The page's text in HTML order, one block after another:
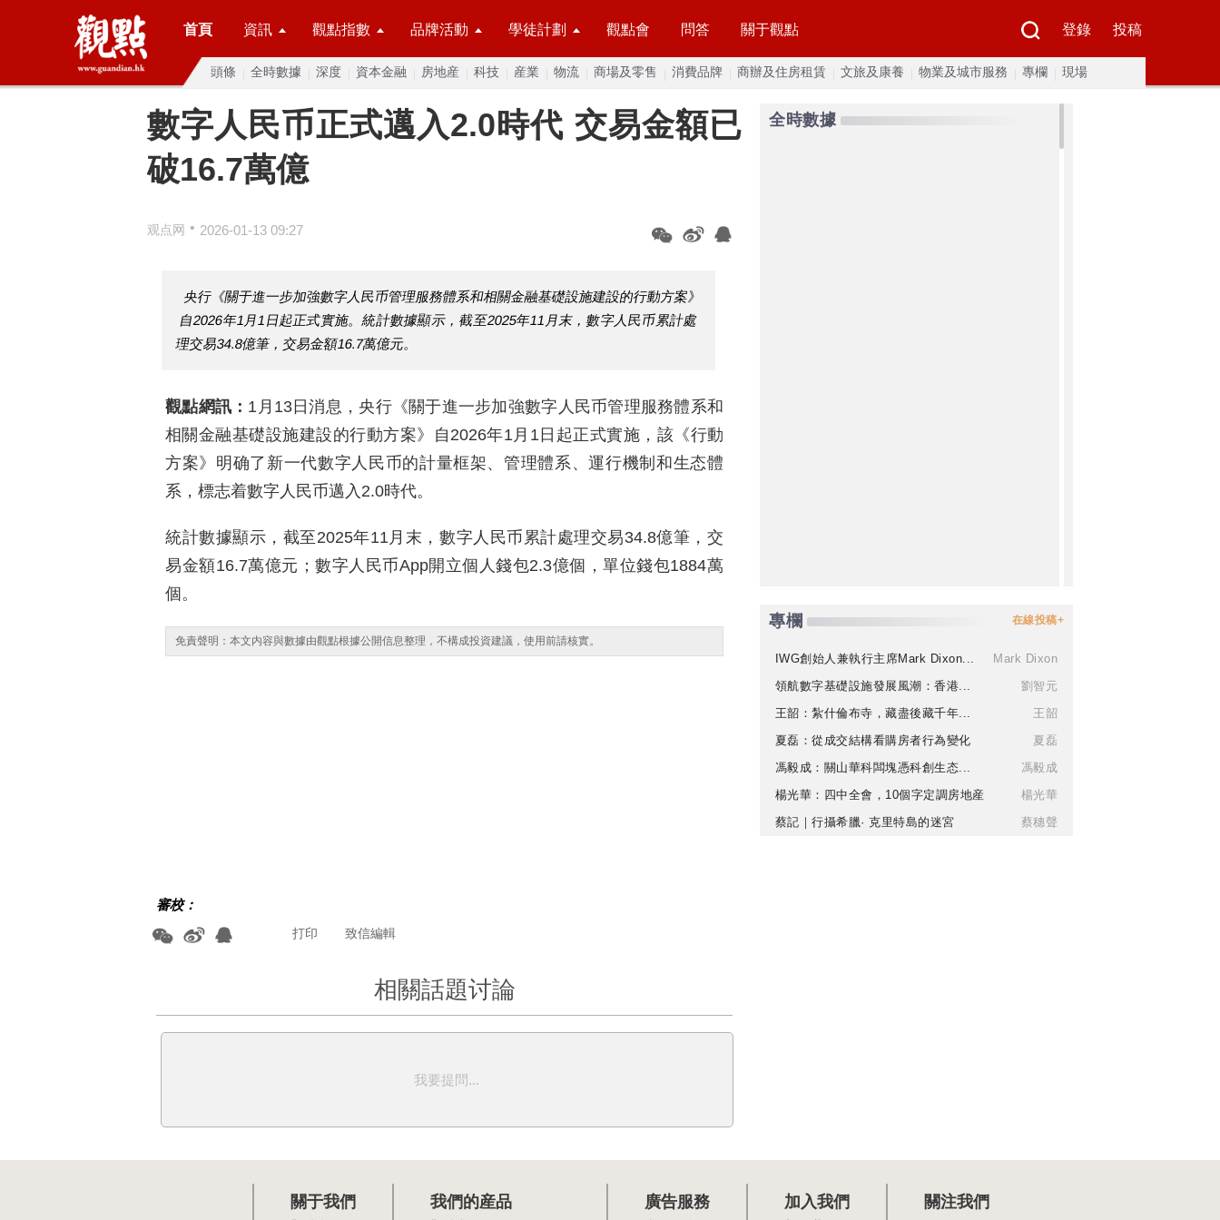
首頁 資訊 觀點指數 品牌活動 學徒計劃 觀點會 問答 關于觀點 登錄 投稿
頭條 全時數據 深度 資本金融 房地産 科技 産業 物流 商場及零售 消費品牌 商辦及住房租賃 文旅及康養 物業及城市服務 專欄 現場
數字人民币正式邁入2.0時代 交易金額已
破16.7萬億
观点网 • 2026-01-13 09:27
央行《關于進一步加強數字人民币管理服務體系和相關金融基礎設施建設的行動方案》
自2026年1月1日起正式實施。統計數據顯示，截至2025年11月末，數字人民币累計處
理交易34.8億筆，交易金額16.7萬億元。
觀點網訊： 1月13日消息，央行《關于進一步加強數字人民币管理服務體系和
相關金融基礎設施建設的行動方案》自2026年1月1日起正式實施，該《行動
方案》明确了新一代數字人民币的計量框架、管理體系、運行機制和生态體
系，標志着數字人民币邁入2.0時代。
統計數據顯示，截至2025年11月末，數字人民币累計處理交易34.8億筆，交
易金額16.7萬億元；數字人民币App開立個人錢包2.3億個，單位錢包1884萬
個。
免責聲明：本文内容與數據由觀點根據公開信息整理，不構成投資建議，使用前請核實。
審校：
致信編輯
打印
相關話題讨論
我要提問...
全時數據
專欄 在線投稿+
IWG創始人兼執行主席Mark Dixon...
Mark Dixon
領航數字基礎設施發展風潮：香港...
劉智元
王韶：紮什倫布寺，藏盡後藏千年...
王韶
夏磊：從成交結構看購房者行為變化
夏磊
馮毅成：關山華科闆塊憑科創生态...
馮毅成
楊光華：四中全會，10個字定調房地産
楊光華
蔡記｜行攝希臘· 克里特島的迷宮
蔡穗聲
關于我們 我們的産品 廣告服務 加入我們 關注我們